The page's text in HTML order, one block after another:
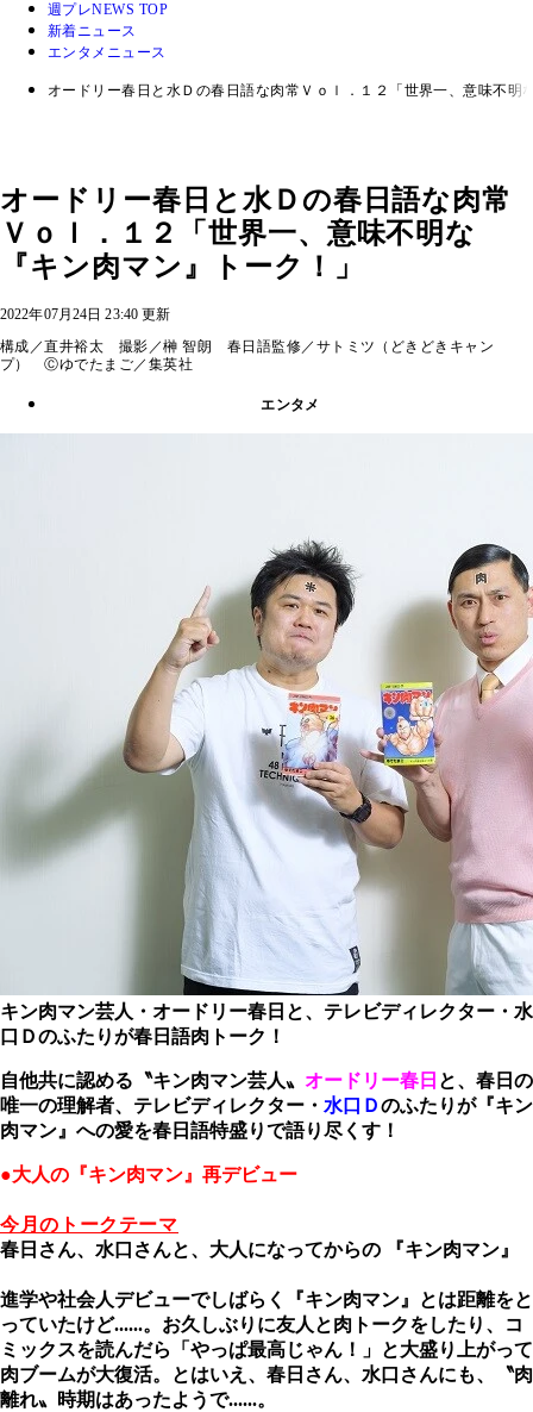
週プレNEWS TOP
新着ニュース
エンタメニュース
オードリー春日と水Ｄの春日語な肉常Ｖｏｌ．１２「世界一、意味不明
オードリー春日と水Ｄの春日語な肉常
Ｖｏｌ．１２「世界一、意味不明な
『キン肉マン』トーク！」
2022年07月24日 23:40 更新
構成／直井裕太 撮影／榊 智朗 春日語監修／サトミツ（どきどきキャン
プ） Ⓒゆでたまご／集英社
エンタメ
キン肉マン芸人・オードリー春日と、テレビディレクター・水
口Ｄのふたりが春日語肉トーク！
自他共に認める〝キン肉マン芸人〟 オードリー春日 と、春日の
唯一の理解者、テレビディレクター・ 水口Ｄのふたりが『キン
肉マン』への愛を春日語特盛りで語り尽くす！
●大人の『キン肉マン』再デビュー
今月のトークテーマ
春日さん、水口さんと、大人になってからの 『キン肉マン』
進学や社会人デビューでしばらく『キン肉マン』とは距離をと
っていたけど......。お久しぶりに友人と肉トークをしたり、コ
ミックスを読んだら「やっぱ最高じゃん！」と大盛り上がって
肉ブームが大復活。とはいえ、春日さん、水口さんにも、〝肉
離れ〟時期はあったようで......。